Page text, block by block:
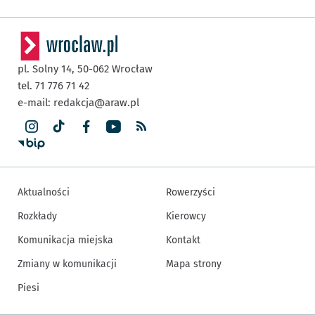
pl. Solny 14, 50-062 Wrocław
tel. 71 776 71 42
e-mail: redakcja@araw.pl
Aktualności
Rozkłady
Komunikacja miejska
Zmiany w komunikacji
Piesi
Rowerzyści
Kierowcy
Kontakt
Mapa strony